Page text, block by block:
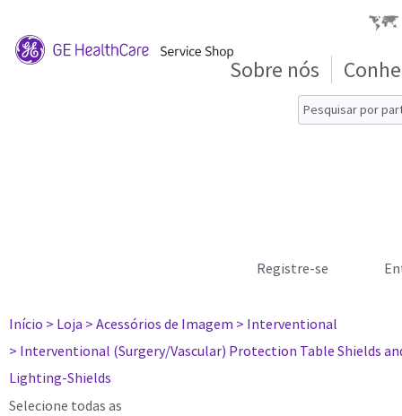
Sobre nós
Registre-se
Início > Loja > Acessórios de Imagem > Interventional
> Interventional (Surgery/Vascular) Protection Table Shields
Lighting-Shields
Selecione todas as